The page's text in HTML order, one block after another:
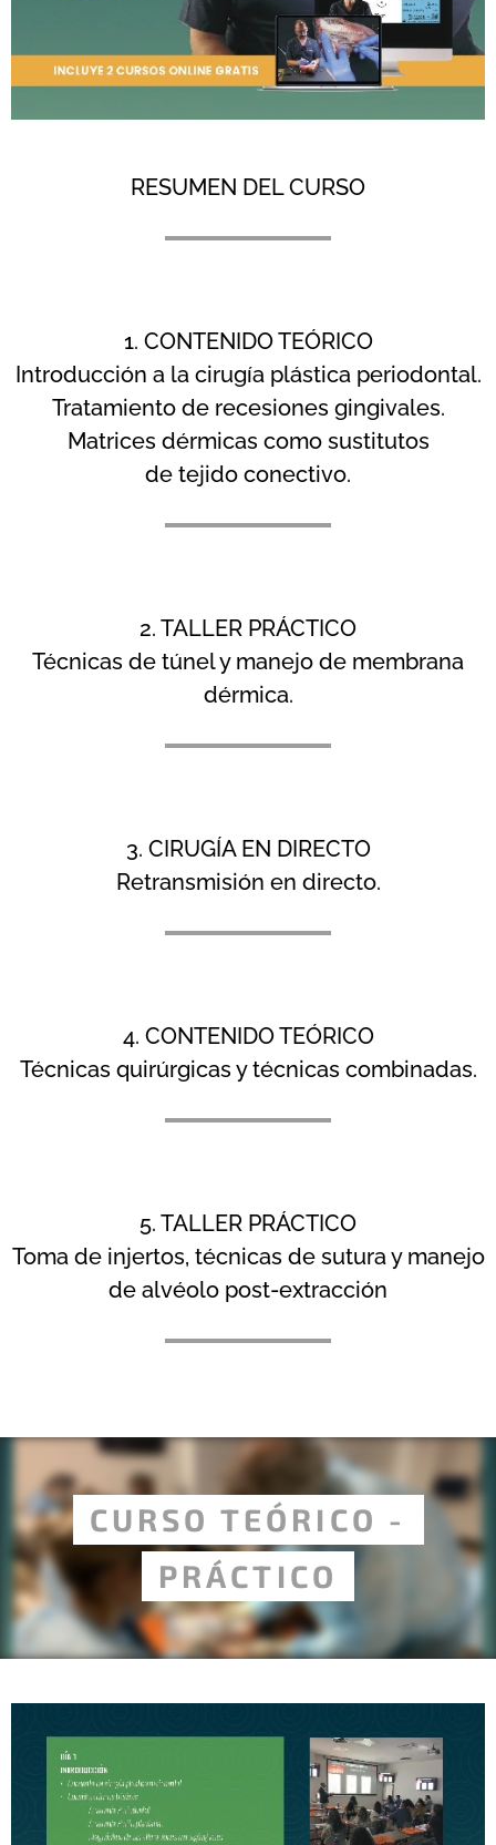
RESUMEN DEL CURSO
1. CONTENIDO TEÓRICO
Introducción a la cirugía plástica periodontal.
Tratamiento de recesiones gingivales.
Matrices dérmicas como sustitutos
de tejido conectivo.
2. TALLER PRÁCTICO
Técnicas de túnel y manejo de membrana
dérmica.
3. CIRUGÍA EN DIRECTO
Retransmisión en directo.
4. CONTENIDO TEÓRICO
Técnicas quirúrgicas y técnicas combinadas.
5. TALLER PRÁCTICO
Toma de injertos, técnicas de sutura y manejo
de alvéolo post-extracción
CURSO TEÓRICO -
PRÁCTICO